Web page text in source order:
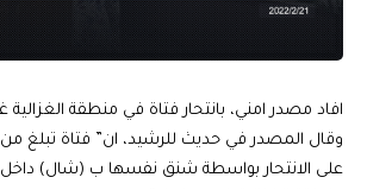
افاد مصدر امني، بانتحار فتاة في منطقة الغزالية
على الانتحار بواسطة شنق نفسها ب (شال)